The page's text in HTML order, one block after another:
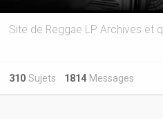
Site de Reggae LP Archives et
310 Sujets 1814 Messages